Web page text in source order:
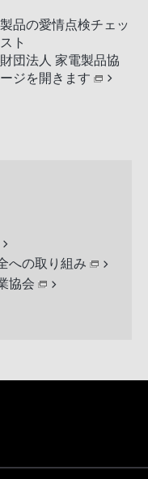
品の愛情点検チェッ
ト
団法人 家電製品協
ジを開きます
への取り組み
協会